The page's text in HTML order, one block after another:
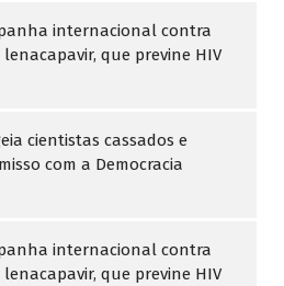
internacional contra
que previne HIV
cientistas cassados e
com a Democracia
internacional contra
que previne HIV